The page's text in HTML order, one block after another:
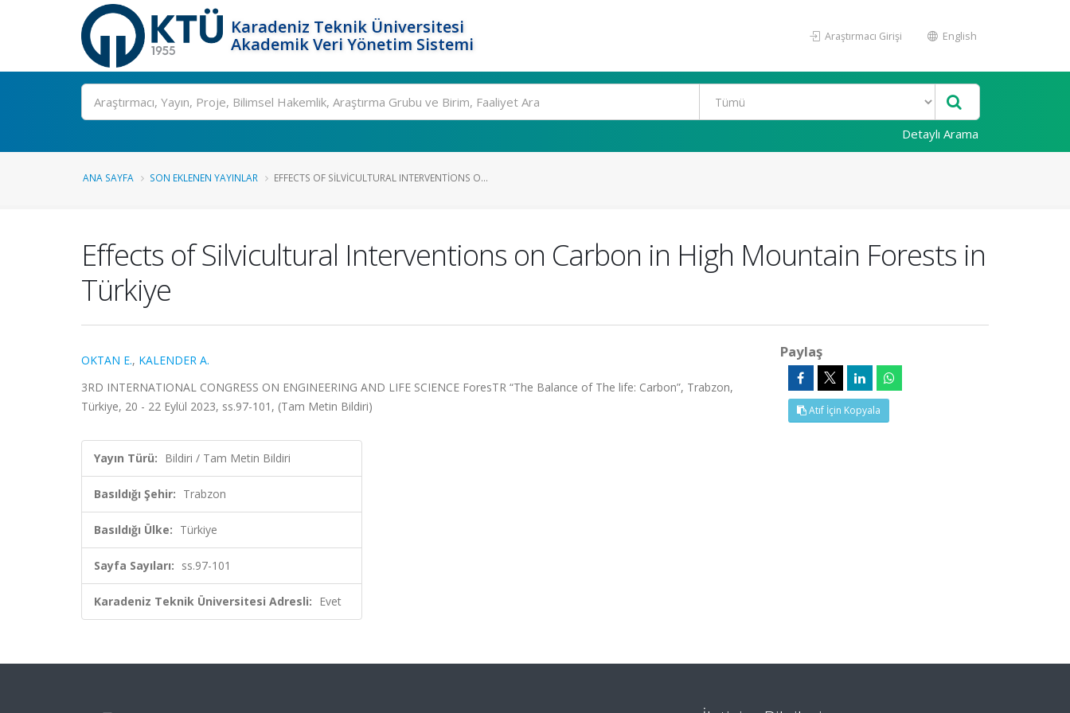
Karadeniz Teknik Üniversitesi
Akademik Veri Yönetim Sistemi
Araştırmacı Girişi English
Ara
Detaylı Arama
ANA SAYFA SON EKLENEN YAYINLAR EFFECTS OF SILVICULTURAL INTERVENTIONS O...
Effects of Silvicultural Interventions on Carbon in High Mountain Forests in
Türkiye
OKTAN E., KALENDER A.
3RD INTERNATIONAL CONGRESS ON ENGINEERING AND LIFE SCIENCE ForesTR “The Balance of The life: Carbon”, Trabzon,
Türkiye, 20 - 22 Eylül 2023, ss.97-101, (Tam Metin Bildiri)
Yayın Türü: Bildiri / Tam Metin Bildiri
Basıldığı Şehir: Trabzon
Basıldığı Ülke: Türkiye
Sayfa Sayıları: ss.97-101
Karadeniz Teknik Üniversitesi Adresli: Evet
Paylaş
Atıf İçin Kopyala